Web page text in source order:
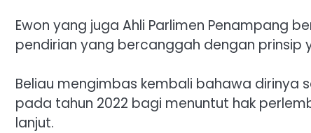
‎Ewon yang juga Ahli Parlimen Penampang
pendirian yang bercanggah dengan prinsip
‎Beliau mengimbas kembali bahawa dirinya
pada tahun 2022 bagi menuntut hak
lanjut.